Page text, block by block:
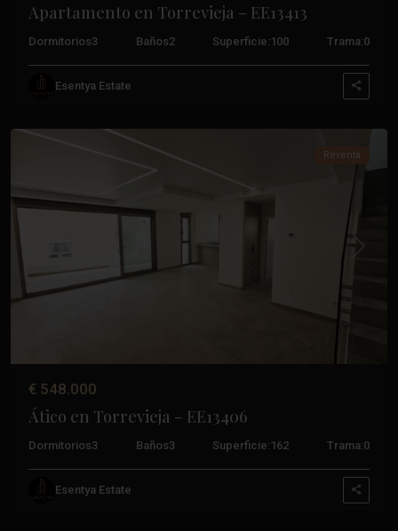
Apartamento en Torrevieja – EE13413
Dormitorios3 Baños2 Superficie: 100 Trama:0
Esentya Estate
Paseo
Marítimo,
Anterior
Reventa
€ 548.000
Ático en Torrevieja – EE13406
Dormitorios3 Baños3 Superficie: 162 Trama:0
Esentya Estate